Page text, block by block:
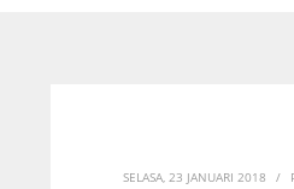
SELASA, 23 JANUARI 2018 /